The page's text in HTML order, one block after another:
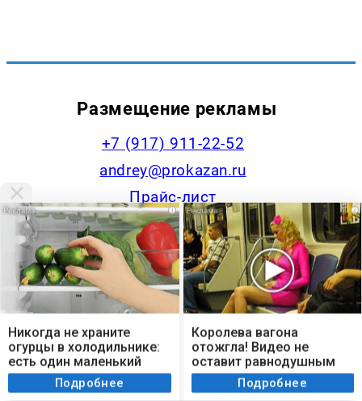
Размещение рекламы
+7 (917) 911-22-52
andrey@prokazan.ru
Прайс-лист
Наши менеджеры
Контакты редакции
+7 (922) 335-53-79,
news@progorodchelny.ru
Мы используем cookie. Во время посещения сайта
вы соглашаетесь с тем, что мы обрабатываем
ваши персональные данные с использованием
метрик Яндекс Метрика, top.mail.ru, LiveInternet.
Я согласен
i
Никогда не храните
огурцы в холодильнике:
есть один маленький
секрет Подробнее
i
Королева вагона
отожгла! Видео не
оставит равнодушным
Подробнее